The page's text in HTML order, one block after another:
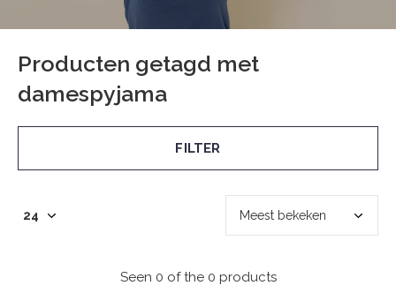
Producten getagd met
damespyjama
FILTER
Seen 0 of the 0 products